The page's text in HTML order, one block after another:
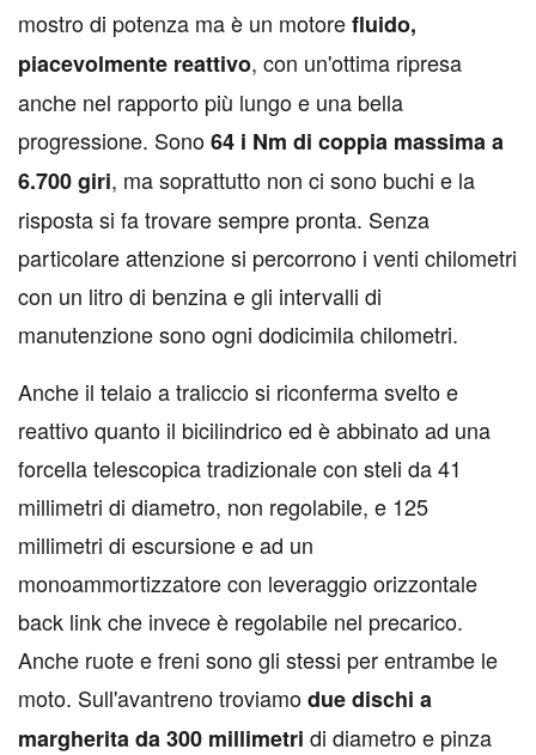
mostro di potenza ma è un motorefluido,
piacevolmente reattivo, con un'ottima ripresa
anche nel rapporto più lungo e una bella
progressione. Sono64 i Nm di coppia massima a
6.700 giri, ma soprattutto non ci sono buchi e la
risposta si fa trovare sempre pronta. Senza
particolare attenzione si percorrono i venti chilometri
con un litro di benzina e gli intervalli di
manutenzione sono ogni dodicimila chilometri.
Anche il telaio a traliccio si riconferma svelto e
reattivo quanto il bicilindrico ed è abbinato ad una
forcella telescopica tradizionale con steli da 41
millimetri di diametro, non regolabile, e 125
millimetri di escursione e ad un
monoammortizzatore con leveraggio orizzontale
back link che invece è regolabile nel precarico.
Anche ruote e freni sono gli stessi per entrambe le
moto. Sull'avantreno troviamodue dischi a
margherita da 300 millimetri di diametro e pinza